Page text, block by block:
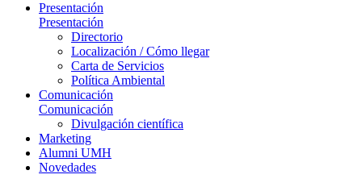
Presentación
Presentación
Directorio
Localización / Cómo llegar
Carta de Servicios
Política Ambiental
Comunicación
Comunicación
Divulgación científica
Marketing
Alumni UMH
Novedades